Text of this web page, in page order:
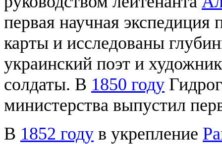
первая научная
карты и исследованы
украинский поэт и
солдаты. В 1850 году
министерства выпустил
В 1852 году в укрепление